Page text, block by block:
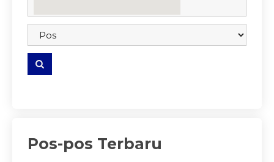
embedgooglemap.net
Pos-pos Terbaru